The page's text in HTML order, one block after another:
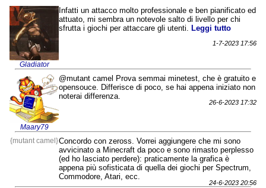
Gladiator
Infatti un attacco molto professionale e ben pianificato ed
attuato, mi sembra un notevole salto di livello per chi
sfrutta i giochi per attaccare gli utenti. Leggi tutto
1-7-2023 17:56
Maary79
@mutant camel Prova semmai minetest, che è gratuito e
opensouce. Differisce di poco, se hai appena iniziato non
noterai differenza.
26-6-2023 17:32
{mutant camel}Concordo con zeross. Vorrei aggiungere che mi sono
avvicinato a Minecraft da poco e sono rimasto perplesso
(ed ho lasciato perdere): praticamente la grafica è
appena più sofisticata di quella dei giochi per Spectrum,
Commodore, Atari, ecc.
24-6-2023 20:56